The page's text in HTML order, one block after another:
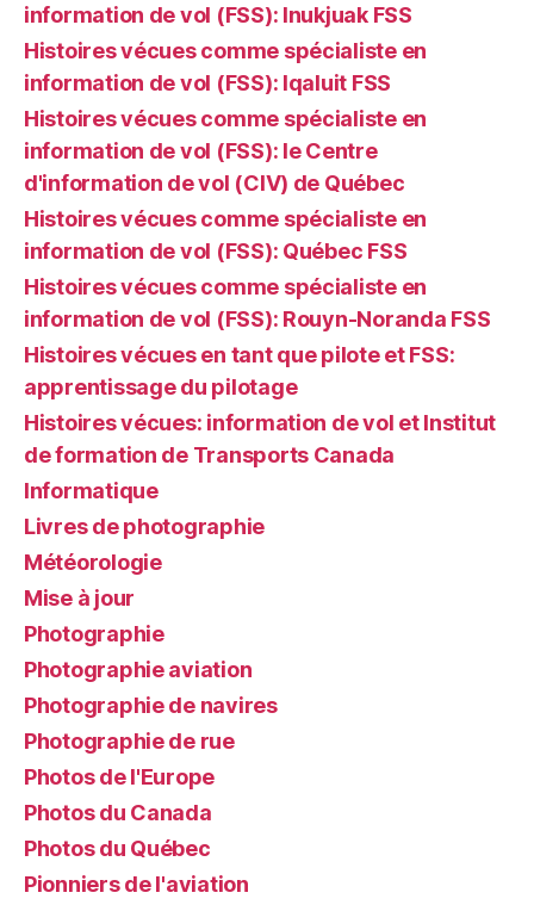
information de vol (FSS): Inukjuak FSS
Histoires vécues comme spécialiste en
information de vol (FSS): Iqaluit FSS
Histoires vécues comme spécialiste en
information de vol (FSS): le Centre
d'information de vol (CIV) de Québec
Histoires vécues comme spécialiste en
information de vol (FSS): Québec FSS
Histoires vécues comme spécialiste en
information de vol (FSS): Rouyn-Noranda FSS
Histoires vécues en tant que pilote et FSS:
apprentissage du pilotage
Histoires vécues: information de vol et Institut
de formation de Transports Canada
Informatique
Livres de photographie
Météorologie
Mise à jour
Photographie
Photographie aviation
Photographie de navires
Photographie de rue
Photos de l'Europe
Photos du Canada
Photos du Québec
Pionniers de l'aviation